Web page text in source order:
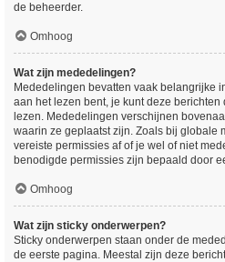
de beheerder.
Omhoog
Wat zijn mededelingen?
Mededelingen bevatten vaak belangrijke
aan het lezen bent, je kunt deze
lezen. Mededelingen verschijnen
waarin ze geplaatst zijn. Zoals bij globale
vereiste permissies af of je wel of niet
benodigde permissies zijn bepaald door
Omhoog
Wat zijn sticky onderwerpen?
Sticky onderwerpen staan onder de
de eerste pagina. Meestal zijn deze